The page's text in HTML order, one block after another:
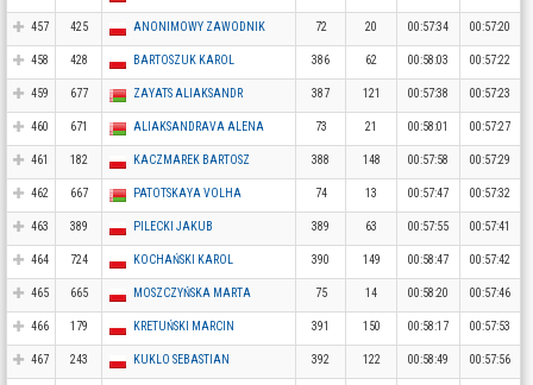
457 425 ANONIMOWY ZAWODNIK 72 20 00:57:34 00:57:20
458 428 BARTOSZUK KAROL 386 62 00:58:03 00:57:22
459 677 ZAYATS ALIAKSANDR 387 121 00:57:38 00:57:23
460 671 ALIAKSANDRAVA ALENA 73 21 00:58:01 00:57:27
461 182 KACZMAREK BARTOSZ 388 148 00:57:58 00:57:29
462 667 PATOTSKAYA VOLHA 74 13 00:57:47 00:57:32
463 389 PILECKI JAKUB 389 63 00:57:55 00:57:41
464 724 KOCHAŃSKI KAROL 390 149 00:58:47 00:57:42
465 665 MOSZCZYŃSKA MARTA 75 14 00:58:20 00:57:46
466 179 KRETUŃSKI MARCIN 391 150 00:58:17 00:57:53
467 243 KUKLO SEBASTIAN 392 122 00:58:49 00:57:56